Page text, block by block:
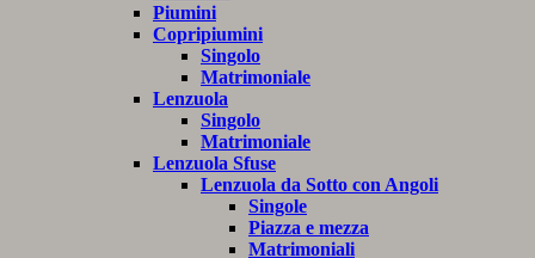
Piumini
Copripiumini
Singolo
Matrimoniale
Lenzuola
Singolo
Matrimoniale
Lenzuola Sfuse
Lenzuola da Sotto con Angoli
Singole
Piazza e mezza
Matrimoniali